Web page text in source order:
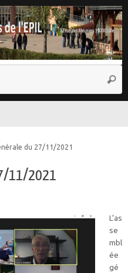
:
du 27/11/2021
11/2021
L’as
se
mbl
ée
gé